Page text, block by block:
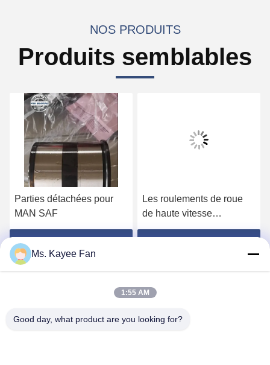
NOS PRODUITS
Produits semblables
Parties détachées pour
MAN SAF
Obtenez le meilleur prix
Les roulements de roue
de haute vitesse
DU49840048 11062176
49X84X48mm acier de
haute qualité
Ms. Kayee Fan
1:55 AM
Good day, what product are you looking for?